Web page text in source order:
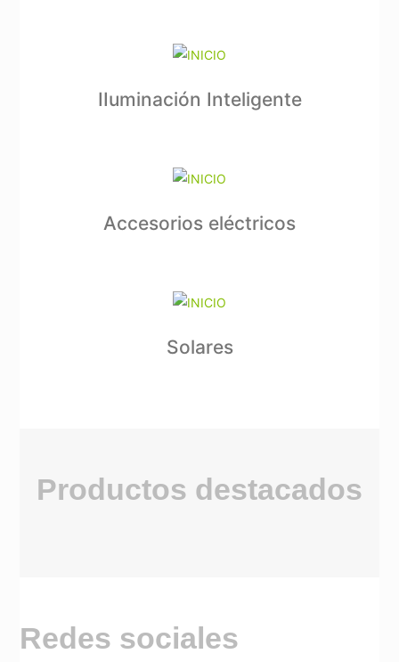
IIuminación Inteligente
Accesorios eléctricos
Solares
Productos destacados
Redes sociales